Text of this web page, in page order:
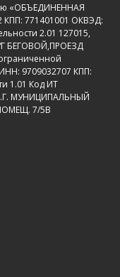
«ОБЪЕДИНЕННАЯ
КПП: 771401001 ОКВЭД:
2.01 127015,
БЕГОВОЙ,ПРОЕЗД
ИНН: 9709032707 КПП:
1.01 Код ИТ
МУНИЦИПАЛЬНЫЙ
7/5В